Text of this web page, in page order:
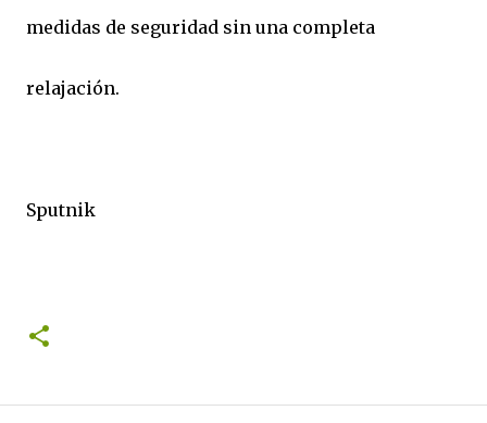
medidas de seguridad sin una completa
relajación.
Sputnik